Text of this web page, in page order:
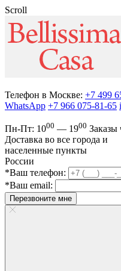
Scroll
Телефон в Москве: +7 499
WhatsApp +7 966 075-81-65
Пн-Пт: 1000 — 1900 Заказы
Доставка во все города и
населенные пункты
России
*Ваш телефон:
*Ваш email:
Перезвоните мне